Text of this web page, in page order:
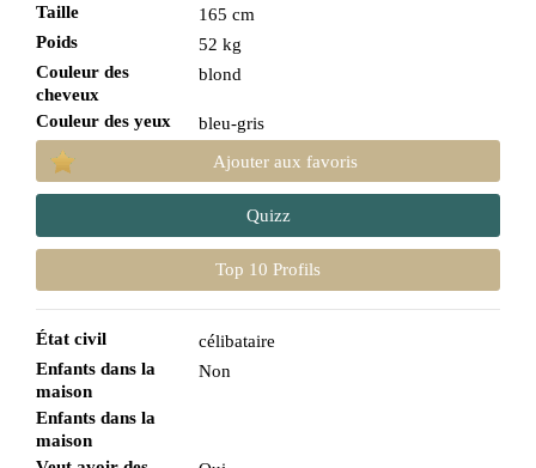
Taille
165 cm
Poids
52 kg
Couleur des
cheveux
blond
Couleur des yeux
bleu-gris
Ajouter aux favoris
Quizz
Top 10 Profils
État civil
célibataire
Enfants dans la
maison
Non
Enfants dans la
maison